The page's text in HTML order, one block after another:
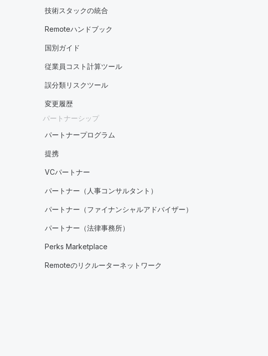
技術スタックの統合
Remoteハンドブック
国別ガイド
従業員コスト計算ツール
誤分類リスクツール
変更履歴
パートナーシップ
パートナープログラム
提携
VCパートナー
パートナー（人事コンサルタント）
パートナー（ファイナンシャルアドバイザー）
パートナー（法律事務所）
Perks Marketplace
Remoteのリクルーターネットワーク